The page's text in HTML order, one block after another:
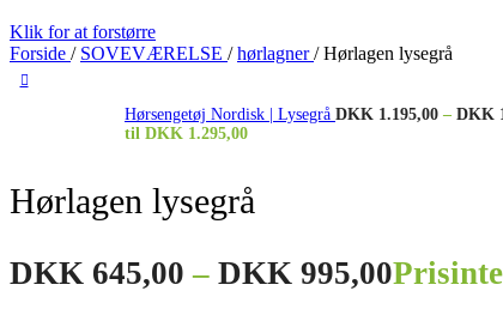
Klik for at forstørre
Forside / SOVEVÆRELSE / hørlagner/ Hørlagen lysegrå
Hørsengetøj Nordisk | Lysegrå DKK 1.195,00 – DKK
til DKK 1.295,00
Hørlagen lysegrå
DKK 645,00 – DKK 995,00